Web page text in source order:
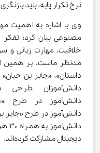
نرخ تکرار پایه، باید بازنگری جدی
مدنظر ماست. بر همین
داستان»، «جابر بن
دیجیتال مشارکت کرده‌اند.